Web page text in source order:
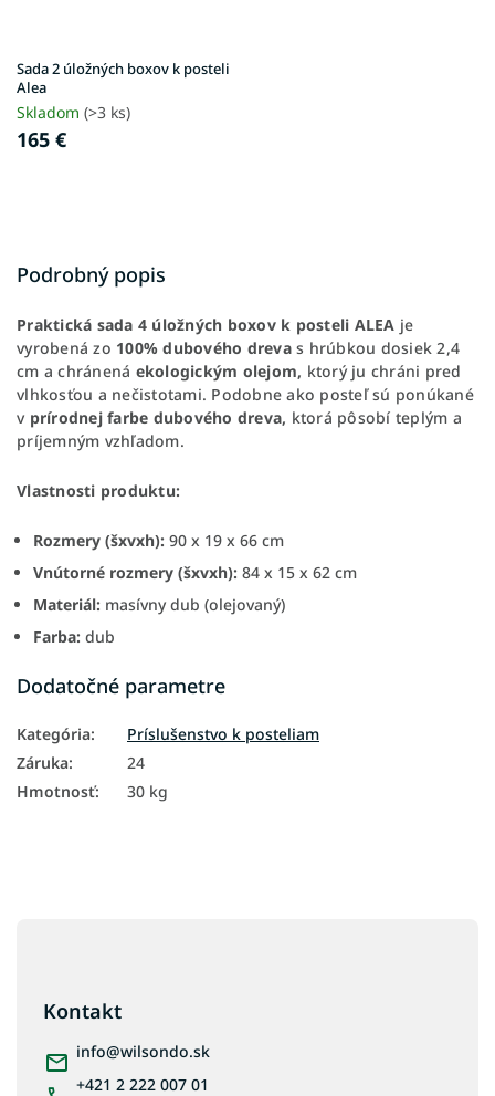
Sada 2 úložných boxov k posteli
Alea
Skladom (>3 ks)
165 €
Podrobný popis
Praktická sada 4 úložných boxov k posteli ALEA je
vyrobená zo 100% dubového dreva s hrúbkou dosiek 2,4
cm a chránená ekologickým olejom, ktorý ju chráni pred
vlhkosťou a nečistotami. Podobne ako posteľ sú ponúkané
v prírodnej farbe dubového dreva, ktorá pôsobí teplým a
príjemným vzhľadom.
Vlastnosti produktu:
Rozmery (šxvxh): 90 x 19 x 66 cm
Vnútorné rozmery (šxvxh): 84 x 15 x 62 cm
Materiál: masívny dub (olejovaný)
Farba: dub
Dodatočné parametre
Kategória:
Príslušenstvo k posteliam
Záruka:
24
Hmotnosť: 30 kg
Kontakt
info@wilsondo.sk
+421 2 222 007 01